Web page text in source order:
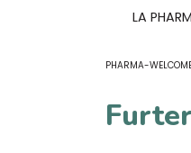
LA
PHARMA-